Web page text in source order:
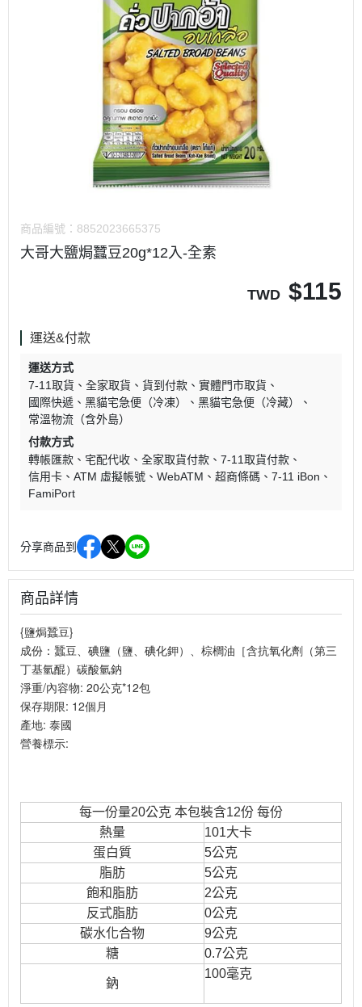
商品編號： 8852023665375
大哥大鹽焗蠶豆20g*12入-全素
TWD $115
運送&付款
運送方式
7-11取貨
全家取貨 貨到付款
實體門市取貨
國際快遞
黑貓宅急便（冷凍）
黑貓宅急便（冷藏）
常溫物流（含外島）
付款方式
轉帳匯款
宅配代收 全家取貨付款
7-11取貨付款
信用卡
ATM 虛擬帳號 WebATM 超商條碼
7-11 iBon
FamiPort
分享商品到
商品詳情
{鹽焗蠶豆}
成份：蠶豆、碘鹽（鹽、碘化鉀）、棕櫚油［含抗氧化劑（第三
丁基氫醌）碳酸氫鈉
淨重/內容物: 20公克*12包
保存期限: 12個月
產地: 泰國
營養標示:
每一份量20公克 本包裝含12份 每份
熱量
101大卡
蛋白質
5公克
脂肪
5公克
飽和脂肪
2公克
反式脂肪
0公克
碳水化合物
9公克
糖
0.7公克
鈉
100毫克